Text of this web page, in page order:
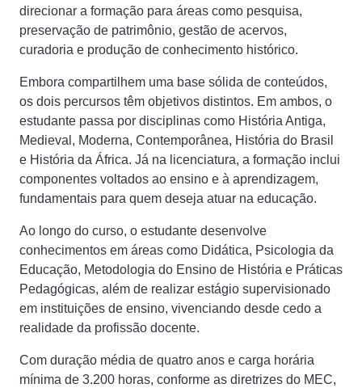
direcionar a formação para áreas como pesquisa,
preservação de patrimônio, gestão de acervos,
curadoria e produção de conhecimento histórico.
Embora compartilhem uma base sólida de conteúdos,
os dois percursos têm objetivos distintos. Em ambos, o
estudante passa por disciplinas como História Antiga,
Medieval, Moderna, Contemporânea, História do Brasil
e História da África. Já na licenciatura, a formação inclui
componentes voltados ao ensino e à aprendizagem,
fundamentais para quem deseja atuar na educação.
Ao longo do curso, o estudante desenvolve
conhecimentos em áreas como Didática, Psicologia da
Educação, Metodologia do Ensino de História e Práticas
Pedagógicas, além de realizar estágio supervisionado
em instituições de ensino, vivenciando desde cedo a
realidade da profissão docente.
Com duração média de quatro anos e carga horária
mínima de 3.200 horas, conforme as diretrizes do MEC,